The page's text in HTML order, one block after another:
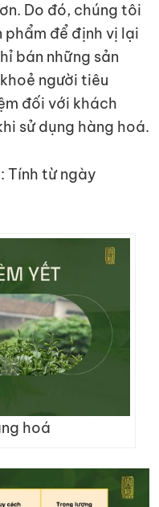
Do đó, chúng tôi
để định vị lại
bán những sản
người tiêu
đối với khách
sử dụng hàng hoá.
Tính từ ngày
hoá